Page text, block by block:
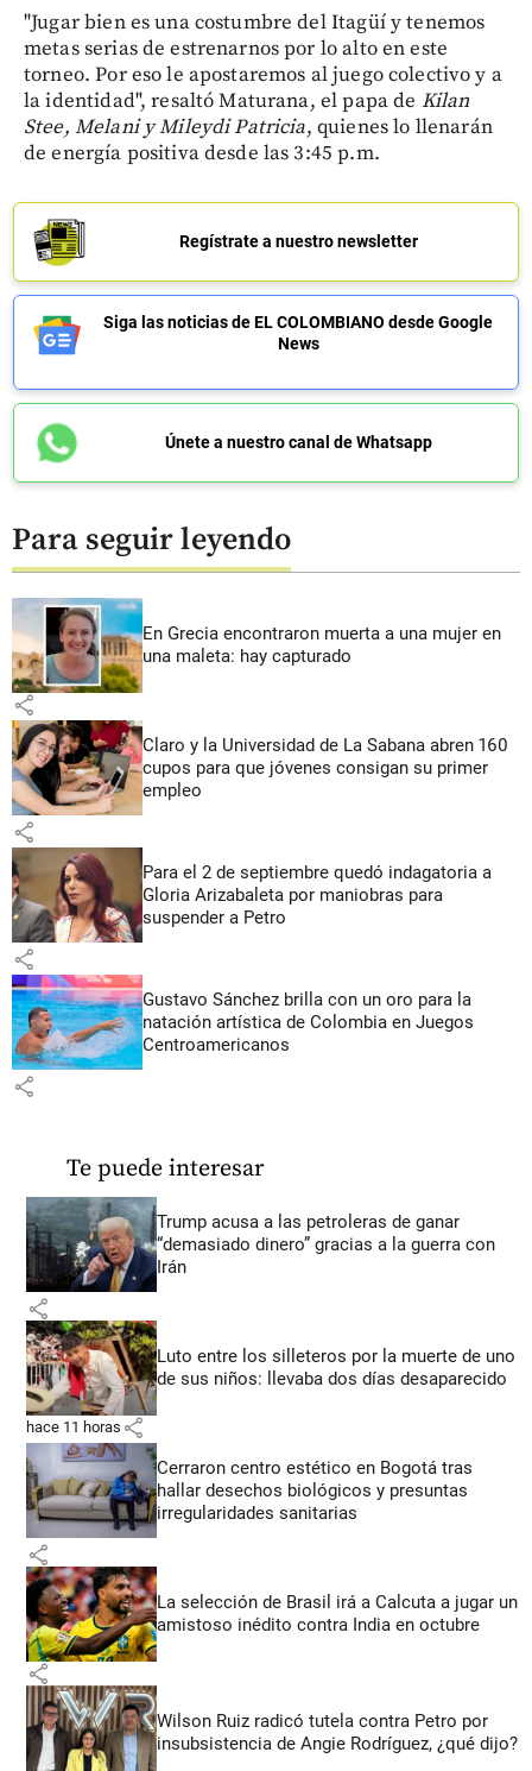
"Jugar bien es una costumbre del Itagüí y tenemos
metas serias de estrenarnos por lo alto en este
torneo. Por eso le apostaremos al juego colectivo y a
la identidad", resaltó Maturana, el papa de Kilan
Stee, Melani y Mileydi Patricia, quienes lo llenarán
de energía positiva desde las 3:45 p.m.
Regístrate a nuestro newsletter
Siga las noticias de EL COLOMBIANO desde Google
News
Únete a nuestro canal de Whatsapp
Para seguir leyendo
En Grecia encontraron muerta a una mujer en
una maleta: hay capturado
share
Claro y la Universidad de La Sabana abren 160
cupos para que jóvenes consigan su primer
empleo
share
Para el 2 de septiembre quedó indagatoria a
Gloria Arizabaleta por maniobras para
suspender a Petro
share
Gustavo Sánchez brilla con un oro para la
natación artística de Colombia en Juegos
Centroamericanos
share
Te puede interesar
Trump acusa a las petroleras de ganar
“demasiado dinero” gracias a la guerra con
Irán
share
Luto entre los silleteros por la muerte de uno
de sus niños: llevaba dos días desaparecido
hace 11 horas share
Cerraron centro estético en Bogotá tras
hallar desechos biológicos y presuntas
irregularidades sanitarias
share
La selección de Brasil irá a Calcuta a jugar un
amistoso inédito contra India en octubre
share
Wilson Ruiz radicó tutela contra Petro por
insubsistencia de Angie Rodríguez, ¿qué dijo?